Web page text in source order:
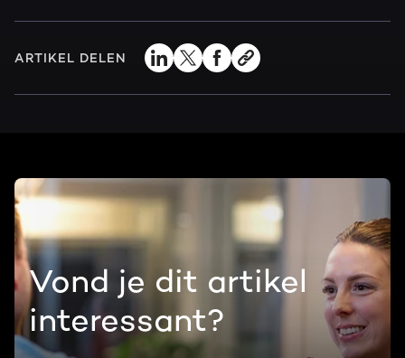
ARTIKEL DELEN
Vond je dit artikel
interessant?